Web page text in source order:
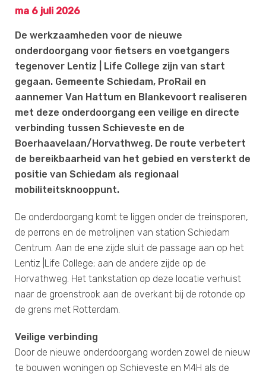
ma 6 juli 2026
De werkzaamheden voor de nieuwe
onderdoorgang voor fietsers en voetgangers
tegenover Lentiz | Life College zijn van start
gegaan. Gemeente Schiedam, ProRail en
aannemer Van Hattum en Blankevoort realiseren
met deze onderdoorgang een veilige en directe
verbinding tussen Schieveste en de
Boerhaavelaan/Horvathweg. De route verbetert
de bereikbaarheid van het gebied en versterkt de
positie van Schiedam als regionaal
mobiliteitsknooppunt.
De onderdoorgang komt te liggen onder de treinsporen,
de perrons en de metrolijnen van station Schiedam
Centrum. Aan de ene zijde sluit de passage aan op het
Lentiz |Life College; aan de andere zijde op de
Horvathweg. Het tankstation op deze locatie verhuist
naar de groenstrook aan de overkant bij de rotonde op
de grens met Rotterdam.
Veilige verbinding
Door de nieuwe onderdoorgang worden zowel de nieuw
te bouwen woningen op Schieveste en M4H als de